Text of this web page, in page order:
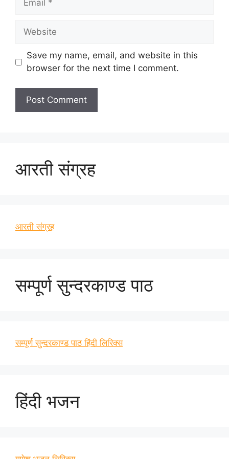
Website
Save my name, email, and website in this
browser for the next time I comment.
आरती संग्रह
आरती संग्रह
सम्पूर्ण सुन्दरकाण्ड पाठ
सम्पूर्ण सुन्दरकाण्ड पाठ हिंदी लिरिक्स
हिंदी भजन